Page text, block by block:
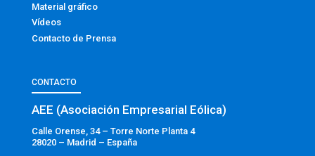
Material gráfico
Vídeos
Contacto de Prensa
CONTACTO
AEE (Asociación Empresarial Eólica)
Calle Orense, 34 – Torre Norte Planta 4
28020 – Madrid – España